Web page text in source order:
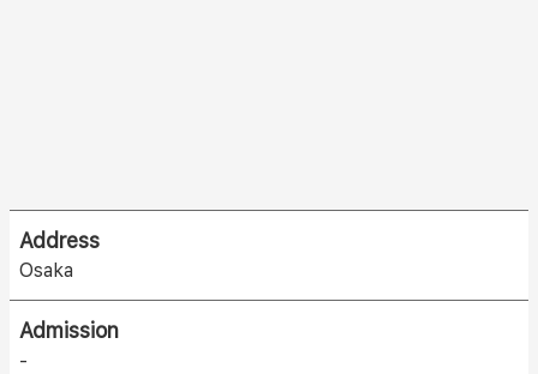
Address
Osaka
Admission
-